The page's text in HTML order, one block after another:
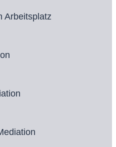
Arbeitsplatz